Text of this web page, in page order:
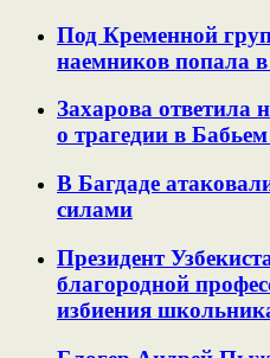
Под Кременной
наемников попала в
Захарова ответила
о трагедии в
В Багдаде
силами
Президент
благородной
избиения